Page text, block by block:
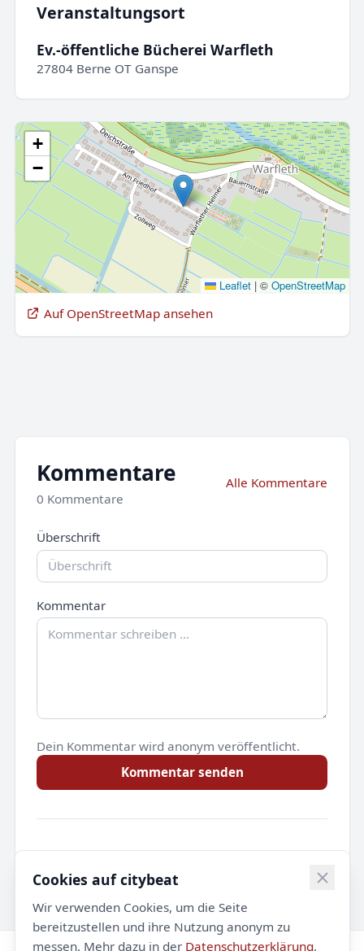
Veranstaltungsort
Ev.-öffentliche Bücherei Warfleth
27804 Berne OT Ganspe
+
−
Leaflet |© OpenStreetMap
Auf OpenStreetMap ansehen
Kommentare
0 Kommentare
Alle Kommentare
Überschrift
Kommentar
Dein Kommentar wird anonym veröffentlicht.
Kommentar senden
Noch keine Kommentare.
Cookies auf citybeat
Wir verwenden Cookies, um die Seite
bereitzustellen und ihre Nutzung anonym zu
messen. Mehr dazu in der Datenschutzerklärung.